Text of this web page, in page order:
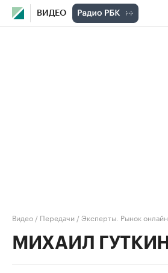
ВИДЕО
Видео / Передачи /Эксперты. Рынок онлайн
МИХАИЛ ГУТКИН